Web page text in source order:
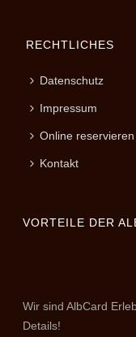
RECHTLICHES
Datenschutz
Impressum
Online reservieren
Kontakt
VORTEILE DER
Wir sind AlbCard
Details!